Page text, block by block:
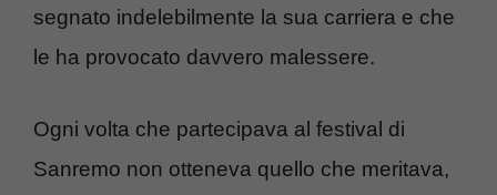
segnato indelebilmente la sua carriera e che
le ha provocato davvero malessere.
Ogni volta che partecipava al festival di
Sanremo non otteneva quello che meritava,